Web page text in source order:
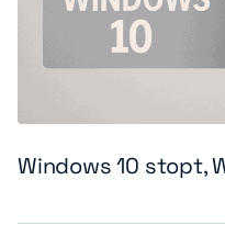
Windows 10 stopt,